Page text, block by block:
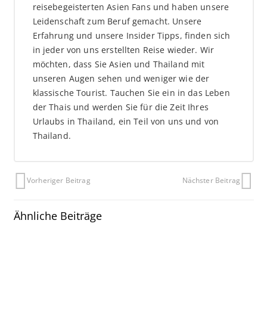
reisebegeisterten Asien Fans und haben unsere
Leidenschaft zum Beruf gemacht. Unsere
Erfahrung und unsere Insider Tipps, finden sich
in jeder von uns erstellten Reise wieder. Wir
möchten, dass Sie Asien und Thailand mit
unseren Augen sehen und weniger wie der
klassische Tourist. Tauchen Sie ein in das Leben
der Thais und werden Sie für die Zeit Ihres
Urlaubs in Thailand, ein Teil von uns und von
Thailand.
Vorheriger Beitrag Nächster Beitrag
Ähnliche Beiträge